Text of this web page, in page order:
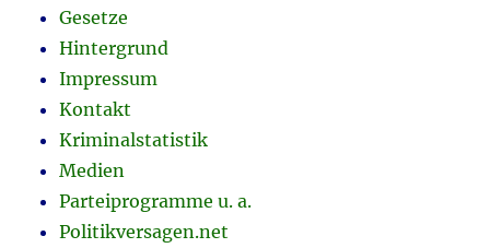
Gesetze
Hintergrund
Impressum
Kontakt
Kriminalstatistik
Medien
Parteiprogramme u. a.
Politikversagen.net